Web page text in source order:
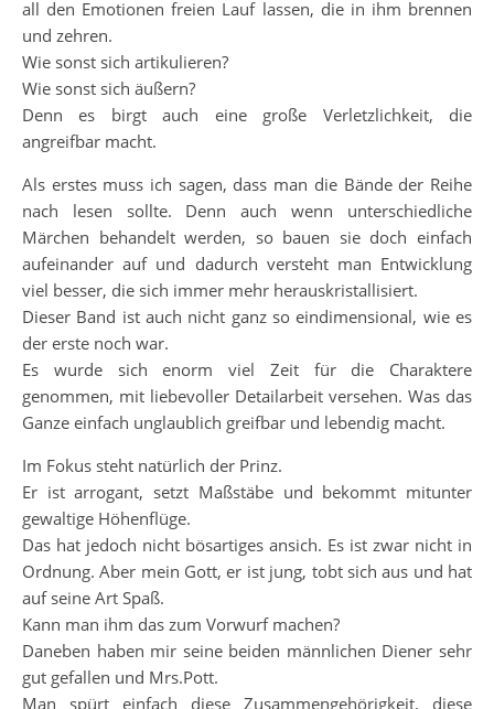
all den Emotionen freien Lauf lassen, die in ihm brennen
und zehren.
Wie sonst sich artikulieren?
Wie sonst sich äußern?
Denn es birgt auch eine große Verletzlichkeit, die
angreifbar macht.
Als erstes muss ich sagen, dass man die Bände der Reihe
nach lesen sollte. Denn auch wenn unterschiedliche
Märchen behandelt werden, so bauen sie doch einfach
aufeinander auf und dadurch versteht man Entwicklung
viel besser, die sich immer mehr herauskristallisiert.
Dieser Band ist auch nicht ganz so eindimensional, wie es
der erste noch war.
Es wurde sich enorm viel Zeit für die Charaktere
genommen, mit liebevoller Detailarbeit versehen. Was das
Ganze einfach unglaublich greifbar und lebendig macht.
Im Fokus steht natürlich der Prinz.
Er ist arrogant, setzt Maßstäbe und bekommt mitunter
gewaltige Höhenflüge.
Das hat jedoch nicht bösartiges ansich. Es ist zwar nicht in
Ordnung. Aber mein Gott, er ist jung, tobt sich aus und hat
auf seine Art Spaß.
Kann man ihm das zum Vorwurf machen?
Daneben haben mir seine beiden männlichen Diener sehr
gut gefallen und Mrs.Pott.
Man spürt einfach diese Zusammengehörigkeit, diese